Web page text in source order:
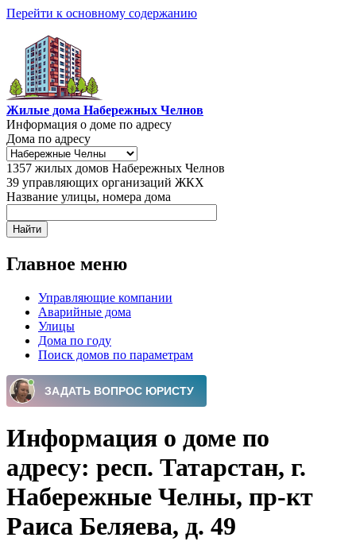
Перейти к основному содержанию
Жилые дома Набережных Челнов
Информация о доме по адресу
Дома по адресу
1357 жилых домов Набережных Челнов
39 управляющих организаций ЖКХ
Название улицы, номера дома
Главное меню
Управляющие компании
Аварийные дома
Улицы
Дома по году
Поиск домов по параметрам
Информация о доме по
адресу: респ. Татарстан, г.
Набережные Челны, пр-кт
Раиса Беляева, д. 49